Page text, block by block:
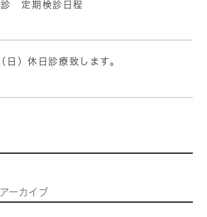
診 定期検診日程
日）休日診療致します。
ーカイブ